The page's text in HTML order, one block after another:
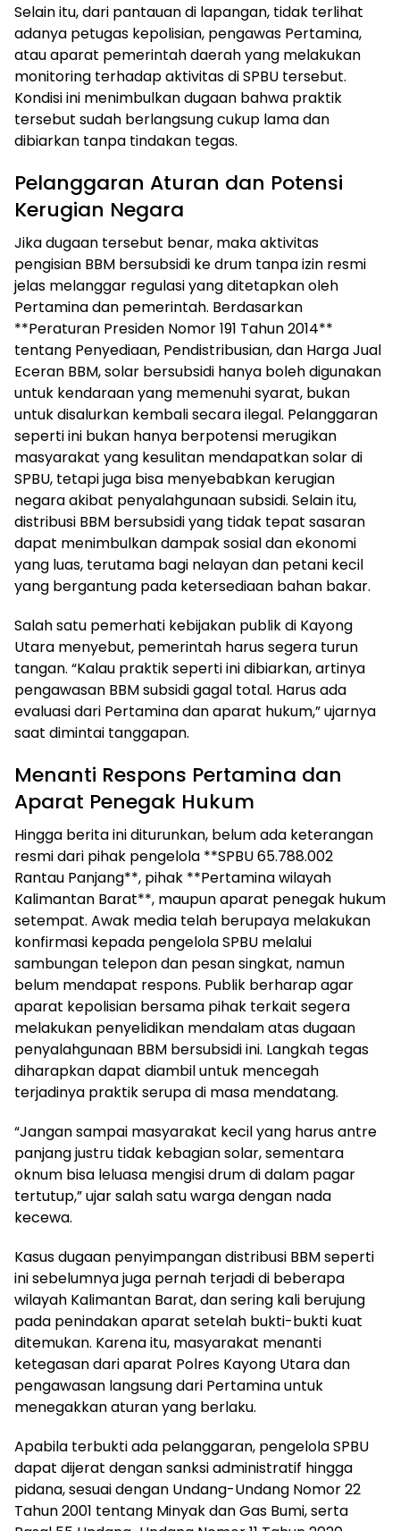
Selain itu, dari pantauan di lapangan, tidak terlihat
adanya petugas kepolisian, pengawas Pertamina,
atau aparat pemerintah daerah yang melakukan
monitoring terhadap aktivitas di SPBU tersebut.
Kondisi ini menimbulkan dugaan bahwa praktik
tersebut sudah berlangsung cukup lama dan
dibiarkan tanpa tindakan tegas.
Pelanggaran Aturan dan Potensi
Kerugian Negara
Jika dugaan tersebut benar, maka aktivitas
pengisian BBM bersubsidi ke drum tanpa izin resmi
jelas melanggar regulasi yang ditetapkan oleh
Pertamina dan pemerintah. Berdasarkan
**Peraturan Presiden Nomor 191 Tahun 2014**
tentang Penyediaan, Pendistribusian, dan Harga Jual
Eceran BBM, solar bersubsidi hanya boleh digunakan
untuk kendaraan yang memenuhi syarat, bukan
untuk disalurkan kembali secara ilegal. Pelanggaran
seperti ini bukan hanya berpotensi merugikan
masyarakat yang kesulitan mendapatkan solar di
SPBU, tetapi juga bisa menyebabkan kerugian
negara akibat penyalahgunaan subsidi. Selain itu,
distribusi BBM bersubsidi yang tidak tepat sasaran
dapat menimbulkan dampak sosial dan ekonomi
yang luas, terutama bagi nelayan dan petani kecil
yang bergantung pada ketersediaan bahan bakar.
Salah satu pemerhati kebijakan publik di Kayong
Utara menyebut, pemerintah harus segera turun
tangan. “Kalau praktik seperti ini dibiarkan, artinya
pengawasan BBM subsidi gagal total. Harus ada
evaluasi dari Pertamina dan aparat hukum,” ujarnya
saat dimintai tanggapan.
Menanti Respons Pertamina dan
Aparat Penegak Hukum
Hingga berita ini diturunkan, belum ada keterangan
resmi dari pihak pengelola **SPBU 65.788.002
Rantau Panjang**, pihak **Pertamina wilayah
Kalimantan Barat**, maupun aparat penegak hukum
setempat. Awak media telah berupaya melakukan
konfirmasi kepada pengelola SPBU melalui
sambungan telepon dan pesan singkat, namun
belum mendapat respons. Publik berharap agar
aparat kepolisian bersama pihak terkait segera
melakukan penyelidikan mendalam atas dugaan
penyalahgunaan BBM bersubsidi ini. Langkah tegas
diharapkan dapat diambil untuk mencegah
terjadinya praktik serupa di masa mendatang.
“Jangan sampai masyarakat kecil yang harus antre
panjang justru tidak kebagian solar, sementara
oknum bisa leluasa mengisi drum di dalam pagar
tertutup,” ujar salah satu warga dengan nada
kecewa.
Kasus dugaan penyimpangan distribusi BBM seperti
ini sebelumnya juga pernah terjadi di beberapa
wilayah Kalimantan Barat, dan sering kali berujung
pada penindakan aparat setelah bukti-bukti kuat
ditemukan. Karena itu, masyarakat menanti
ketegasan dari aparat Polres Kayong Utara dan
pengawasan langsung dari Pertamina untuk
menegakkan aturan yang berlaku.
Apabila terbukti ada pelanggaran, pengelola SPBU
dapat dijerat dengan sanksi administratif hingga
pidana, sesuai dengan Undang-Undang Nomor 22
Tahun 2001 tentang Minyak dan Gas Bumi, serta